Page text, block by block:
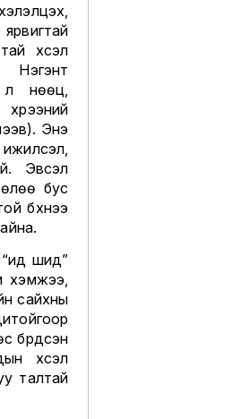
хүсэл
Нэгэнт
л нөөц,
Энэ
Эвсэл
бус
бүхнээ
“ид шид”
хэмжээ,
сайхны
бүрдсэн
хүсэл
талтай